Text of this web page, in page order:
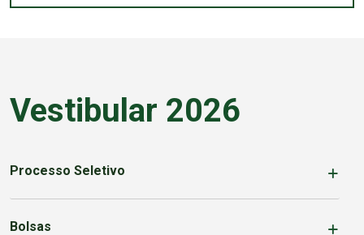
Vestibular 2026
Processo Seletivo
Bolsas